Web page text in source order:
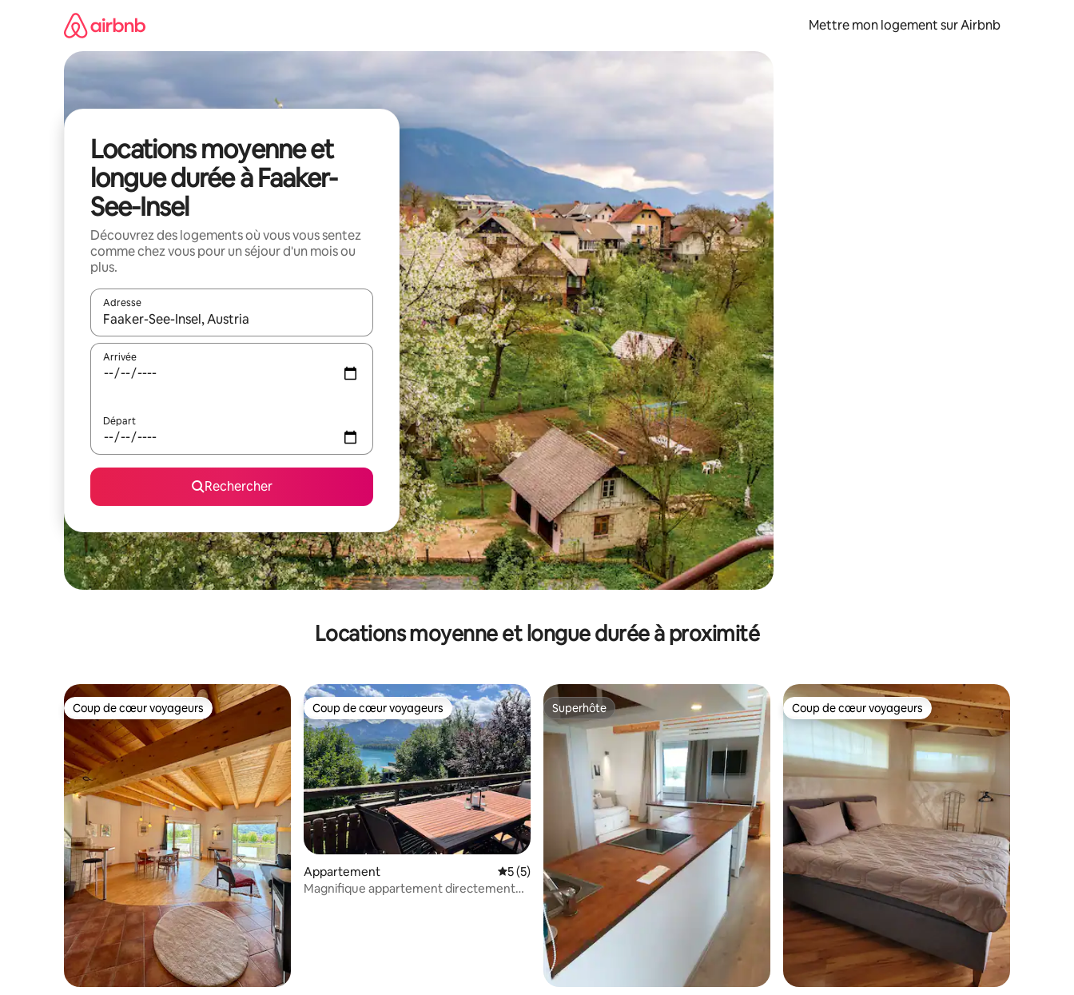
Mettre mon logement sur Airbnb
Locations moyenne et
longue durée à Faaker-
See-Insel
Découvrez des logements où vous vous sentez
comme chez vous pour un séjour d'un mois ou
plus.
Adresse
Lorsque les résultats s'affichent, utilisez les flèches vers le haut et vers le bas pour les parcourir ou en appuyant et en faisant glisser.
Arrivée
Départ
Rechercher
Locations moyenne et longue durée à proximité
Coup de cœur voyageurs
Coup de cœur voyageurs Coup de cœur voyageurs
Coup de cœur voyageurs
Appartement Évaluation moyenne sur la base de 5 commentaires : 5 sur 5
5 (5)
Magnifique appartement directement
Superhôte
Superhôte Coup de cœur voyageurs
Coup de cœur voyageurs